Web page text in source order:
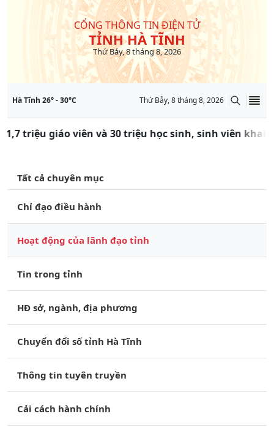
CỔNG THÔNG TIN ĐIỆN TỬ
TỈNH HÀ TĨNH
Thứ Bảy, 8 tháng 8, 2026
Hà Tĩnh 26° -30°C Thứ Bảy, 8 tháng 8, 2026
1,7 triệu giáo viên và 30 triệu học sinh, sinh viên khai
Tất cả chuyên mục
Chỉ đạo điều hành
Hoạt động của lãnh đạo tỉnh
Tin trong tỉnh
HĐ sở, ngành, địa phương
Chuyển đổi số tỉnh Hà Tĩnh
Thông tin tuyên truyền
Cải cách hành chính